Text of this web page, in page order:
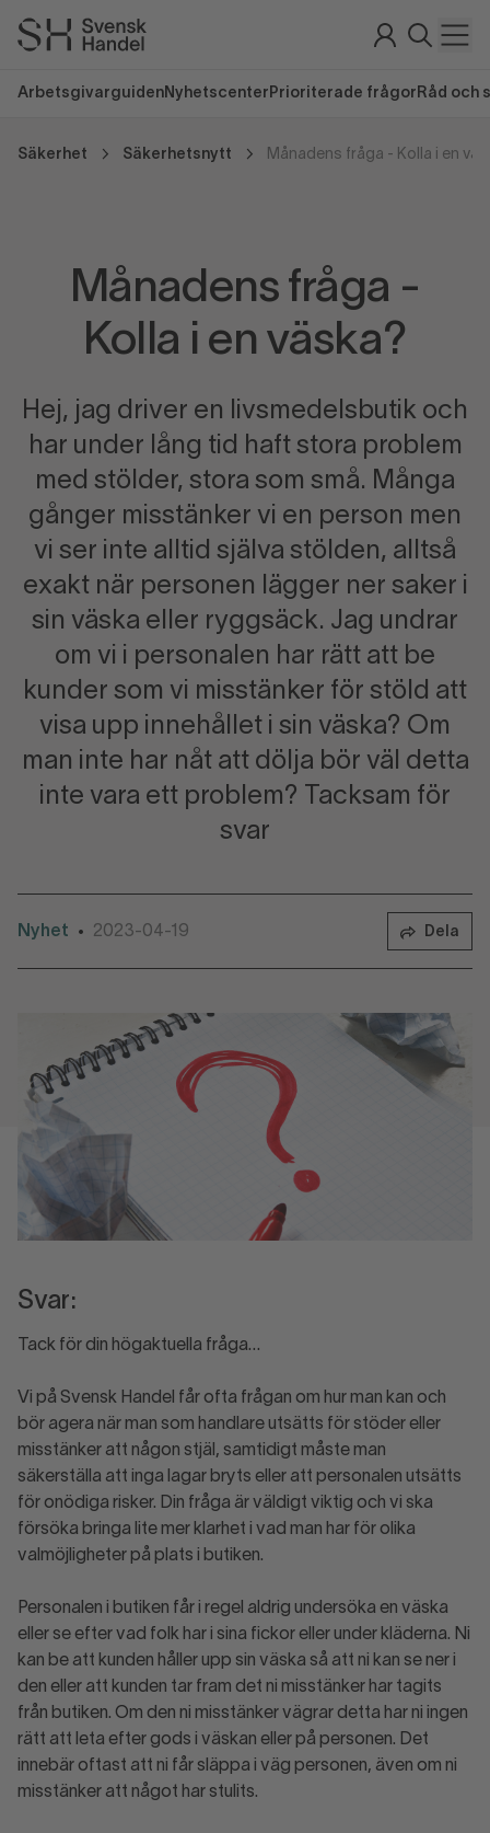
Arbetsgivarguiden Nyhetscenter Prioriterade frågor Råd och
Säkerhet Säkerhetsnytt Månadens fråga - Kolla i en
Månadens fråga -
Kolla i en väska?
Hej, jag driver en livsmedelsbutik och
har under lång tid haft stora problem
med stölder, stora som små. Många
gånger misstänker vi en person men
vi ser inte alltid själva stölden, alltså
exakt när personen lägger ner saker i
sin väska eller ryggsäck. Jag undrar
om vi i personalen har rätt att be
kunder som vi misstänker för stöld att
visa upp innehållet i sin väska? Om
man inte har nåt att dölja bör väl detta
inte vara ett problem? Tacksam för
svar
Nyhet • 2023-04-19 Dela
Svar:
Tack för din högaktuella fråga…
Vi på Svensk Handel får ofta frågan om hur man kan och
bör agera när man som handlare utsätts för stöder eller
misstänker att någon stjäl, samtidigt måste man
säkerställa att inga lagar bryts eller att personalen utsätts
för onödiga risker. Din fråga är väldigt viktig och vi ska
försöka bringa lite mer klarhet i vad man har för olika
valmöjligheter på plats i butiken.
Personalen i butiken får i regel aldrig undersöka en väska
eller se efter vad folk har i sina fickor eller under kläderna. Ni
kan be att kunden håller upp sin väska så att ni kan se ner i
den eller att kunden tar fram det ni misstänker har tagits
från butiken. Om den ni misstänker vägrar detta har ni ingen
rätt att leta efter gods i väskan eller på personen. Det
innebär oftast att ni får släppa i väg personen, även om ni
misstänker att något har stulits.